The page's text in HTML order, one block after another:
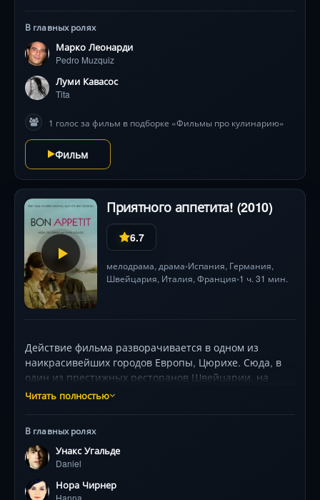
выражать свои истинные чувства друг к другу.И Тита
начинает выражать одолевающие ее эмоции при
помощи экзотических блюд, подаваемых к семейному
столу. Кто знает, к чему может привести эта скрытая
любовь?
В главных ролях
Марко Леонарди
Pedro Muzquiz
Луми Кавасос
Tita
1 голос за фильм в подборке «Фильмы про кулинарию»
Фильм
Приятного аппетита! (2010)
6.7
мелодрама, драма•Испания, Германия,
Швейцария, Италия, Франция•1 ч. 31 мин.
Действие фильма разворачивается в одном из
наикрасивейших городов Европы, Цюрихе. Сюда, в
один из престижных ресторанов Швейцарии, на
стажировку приезжает Даниель, молодой и
продвижению на кухне. Но в общении с
сослуживцами эти таланты не помогают. В ресторане
на должности сомелье работает красавица Ханна.
Как-то раз, Ханна поцеловала Даниеля… Дальше всё
Читать полностью
В главных ролях
Унакс Угальде
Daniel
Нора Чирнер
Hanna